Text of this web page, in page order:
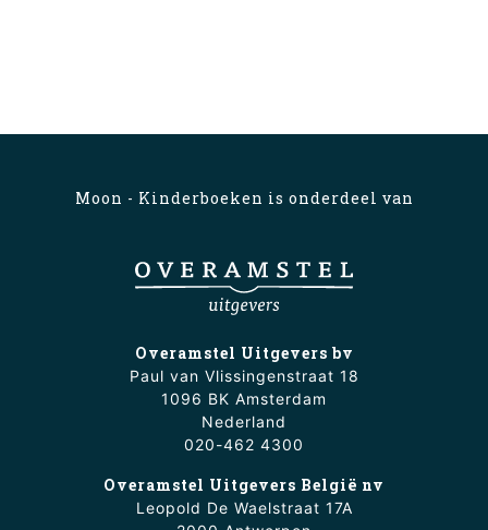
Moon - Kinderboeken is onderdeel van
Overamstel Uitgevers bv
Paul van Vlissingenstraat 18
1096 BK Amsterdam
Nederland
020-462 4300
Overamstel Uitgevers België nv
Leopold De Waelstraat 17A